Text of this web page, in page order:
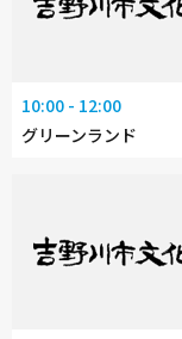
10:00 - 12:00
グリーンランド